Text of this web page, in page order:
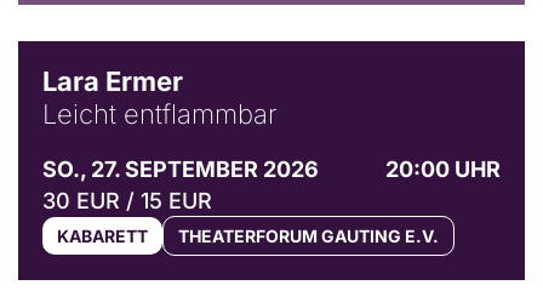
Lara Ermer
Leicht entflammbar
SO., 27. SEPTEMBER 2026
20:00 UHR
30 EUR / 15 EUR
KABARETT THEATERFORUM GAUTING E.V.